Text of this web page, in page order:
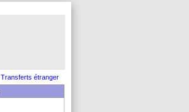
Transferts étranger